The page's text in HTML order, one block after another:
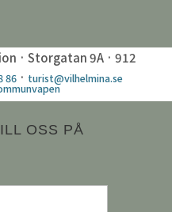
· Storgatan 9A · 912
86 · turist@vilhelmina.se
OSS PÅ